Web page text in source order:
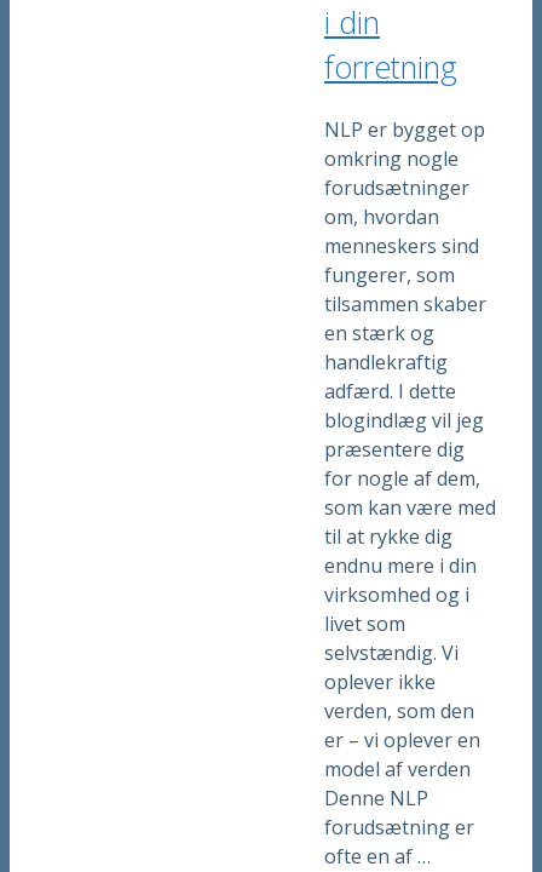
i din
forretning
NLP er bygget op
omkring nogle
forudsætninger
om, hvordan
menneskers sind
fungerer, som
tilsammen skaber
en stærk og
handlekraftig
adfærd. I dette
blogindlæg vil jeg
præsentere dig
for nogle af dem,
som kan være med
til at rykke dig
endnu mere i din
virksomhed og i
livet som
selvstændig. Vi
oplever ikke
verden, som den
er – vi oplever en
model af verden
Denne NLP
forudsætning er
ofte en af …